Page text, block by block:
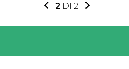
2 DI 2